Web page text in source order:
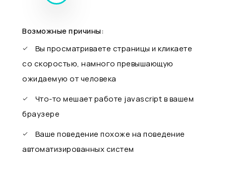
Возможные причины:
Вы просматриваете страницы и кликаете
со скоростью, намного превышающую
ожидаемую от человека
Что-то мешает работе javascript в вашем
браузере
Ваше поведение похоже на поведение
автоматизированных систем